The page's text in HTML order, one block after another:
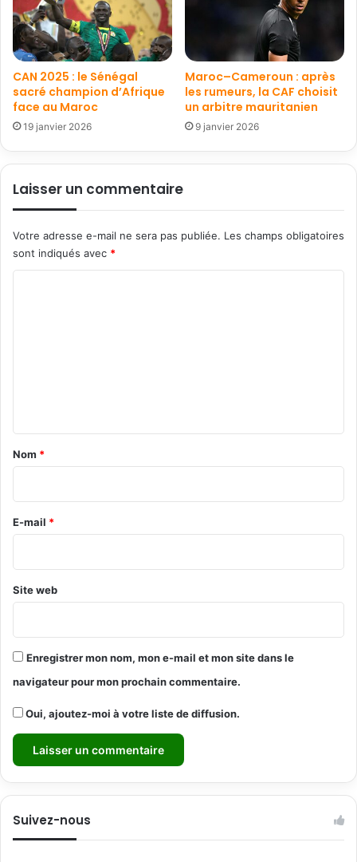
CAN 2025 : le Sénégal
sacré champion d’Afrique
face au Maroc
19 janvier 2026
Maroc–Cameroun : après
les rumeurs, la CAF choisit
un arbitre mauritanien
9 janvier 2026
Laisser un commentaire
Votre adresse e-mail ne sera pas publiée. Les champs obligatoires
sont indiqués avec *
a
r
e
Nom *
E-mail *
Site web
Enregistrer mon nom, mon e-mail et mon site dans le
navigateur pour mon prochain commentaire.
Oui, ajoutez-moi à votre liste de diffusion.
Suivez-nous